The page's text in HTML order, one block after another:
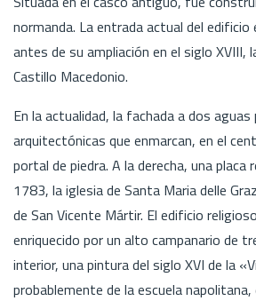
normanda. La entrada actual del edificio
antes de su ampliación en el siglo XVIII,
Castillo Macedonio.
En la actualidad, la fachada a dos
arquitectónicas que enmarcan, en el
portal de piedra. A la derecha, una placa
1783, la iglesia de Santa Maria delle
de San Vicente Mártir. El edificio
enriquecido por un alto campanario de
interior, una pintura del siglo XVI de la
probablemente de la escuela